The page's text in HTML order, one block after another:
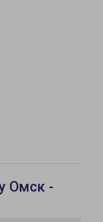
Омск -